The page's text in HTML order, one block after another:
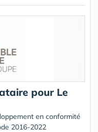
pour Le
en conformité
2016-2022